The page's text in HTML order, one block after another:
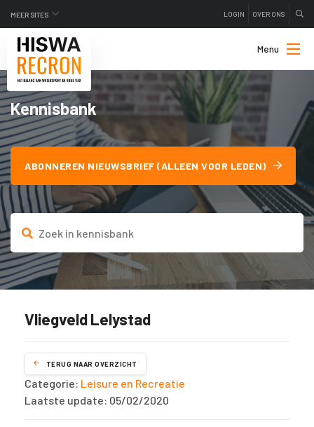
MEER SITES LOGIN OVER ONS
Menu
Kennisbank
ABONNEREN NIEUWSBRIEF (ALLEEN VOOR LEDEN)
Vliegveld Lelystad
TERUG NAAR OVERZICHT
Categorie: Leisure en Recreatie
Laatste update: 05/02/2020